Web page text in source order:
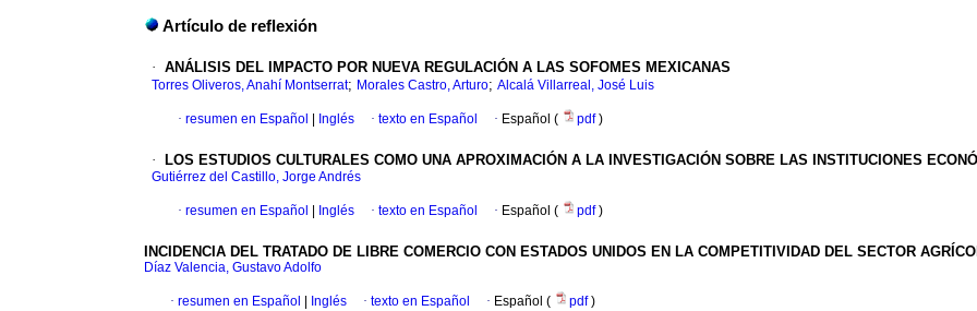
Artículo de reflexión
· ANÁLISIS DEL IMPACTO POR NUEVA REGULACIÓN A LAS SOFOMES MEXICANAS
Torres Oliveros, Anahí Montserrat; Morales Castro, Arturo; Alcalá Villarreal, José Luis
· resumen en Español Inglés · texto en Español · Español ( pdf)
· LOS ESTUDIOS CULTURALES COMO UNA APROXIMACIÓN A LA INVESTIGACIÓN SOBRE LAS INSTITUCIONES
Gutiérrez del Castillo, Jorge Andrés
· resumen en Español Inglés · texto en Español · Español ( pdf)
INCIDENCIA DEL TRATADO DE LIBRE COMERCIO CON ESTADOS UNIDOS EN LA COMPETITIVIDAD DEL SECTOR
Díaz Valencia, Gustavo Adolfo
· resumen en Español Inglés · texto en Español · Español ( pdf)